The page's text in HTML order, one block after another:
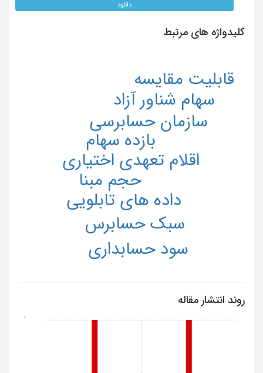
دانلود
کلیدواژه های مرتبط
اقلام تعهدی اختیاری
بازده سهام
حجم مبنا
داده های تابلویی
سازمان حسابرسی
سبک حسابرس
سهام شناور آزاد
سود حسابداری
قابلیت مقایسه
روند انتشار مقاله
1